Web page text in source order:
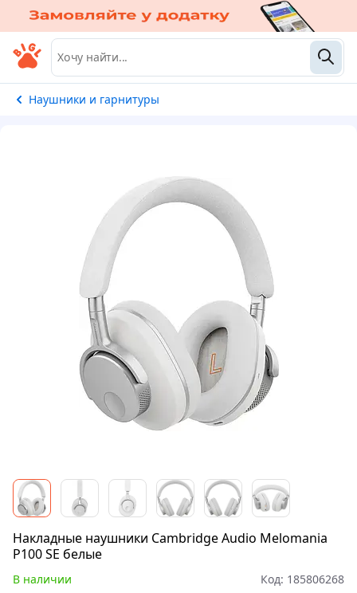
Наушники и гарнитуры
Накладные наушники Cambridge Audio Melomania
P100 SE белые
В наличии Код: 185806268